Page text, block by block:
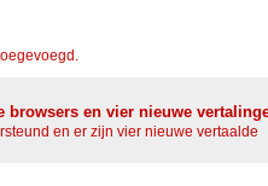
browsers en vier nieuwe
en er zijn vier nieuwe vertaalde